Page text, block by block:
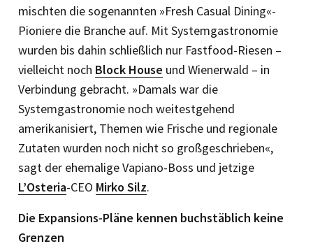
mischten die sogenannten »Fresh Casual Dining«-
Pioniere die Branche auf. Mit Systemgastronomie
wurden bis dahin schließlich nur Fastfood-Riesen –
vielleicht noch Block House und Wienerwald – in
Verbindung gebracht. »Damals war die
Systemgastronomie noch weitestgehend
amerikanisiert, Themen wie Frische und regionale
Zutaten wurden noch nicht so großgeschrieben«,
sagt der ehemalige Vapiano-Boss und jetzige
L’Osteria-CEO Mirko Silz.
Die Expansions-Pläne kennen buchstäblich keine
Grenzen